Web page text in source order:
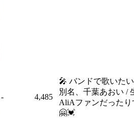
- 4,485
🎤 バンドで歌いた
別名、千葉あおい /
AliAファンだったり
🤗💓